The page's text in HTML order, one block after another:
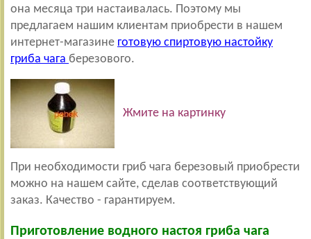
она месяца три настаивалась. Поэтому мы
предлагаем нашим клиентам приобрести в нашем
интернет-магазине готовую спиртовую настойку
гриба чага березового.
Жмите на картинку
При необходимости гриб чага березовый приобрести
можно на нашем сайте, сделав соответствующий
заказ. Качество - гарантируем.
Приготовление водного настоя гриба чага